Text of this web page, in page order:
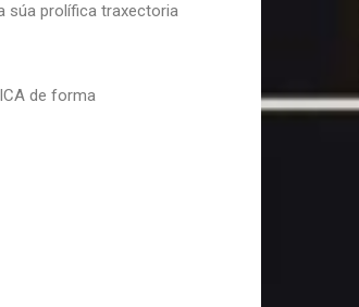
súa prolífica traxectoria
de forma